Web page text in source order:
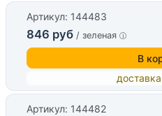
Артикул: 144483
846 руб / зеленая
В
Артикул: 144482